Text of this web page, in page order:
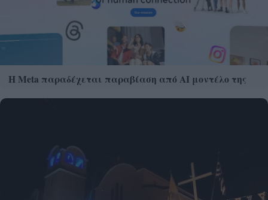
Η Meta παραδέχεται παραβίαση από AI μοντέλο της